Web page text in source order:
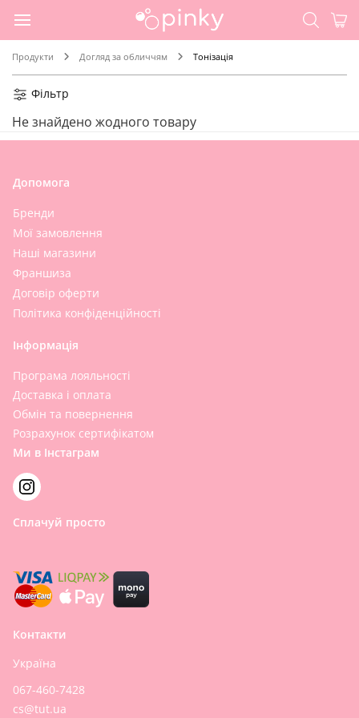
Продукти Догляд за обличчям Тонізація
Фільтр
Не знайдено жодного товару
Допомога
Бренди
Мої замовлення
Наші магазини
Франшиза
Договір оферти
Політика конфіденційності
Інформація
Програма лояльності
Доставка і оплата
Обмін та повернення
Розрахунок сертифікатом
Ми в Інстаграм
Сплачуй просто
Контакти
Україна
067-460-7428
cs@tut.ua